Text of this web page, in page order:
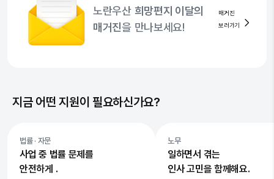
노란우산 희망편지 이달의
매거진을 만나보세요!
매거진
보러가기
지금 어떤 지원이 필요하신가요?
법률 · 자문
사업 중 법률 문제를
안전하게 .
노무
일하면서 겪는
인사 고민을 함께해요.